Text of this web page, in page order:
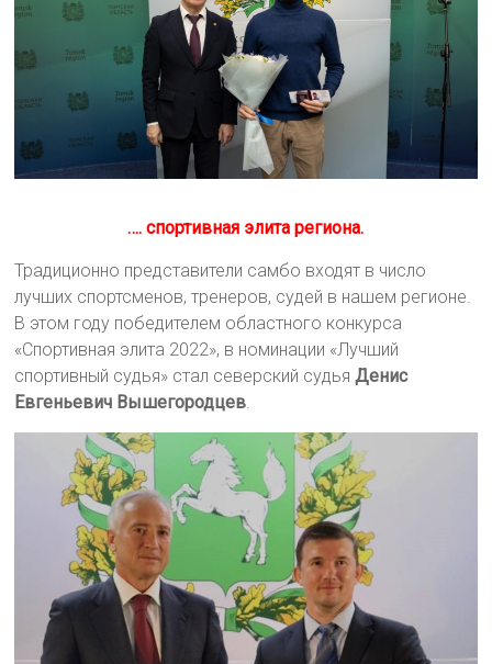
…. спортивная элита региона.
Традиционно представители самбо входят в число
лучших спортсменов, тренеров, судей в нашем регионе.
В этом году победителем областного конкурса
«Спортивная элита 2022», в номинации «Лучший
спортивный судья» стал северский судьяДенис
Евгеньевич Вышегородцев.